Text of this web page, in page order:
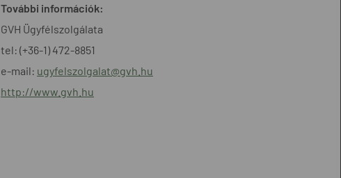
További információk:
GVH Ügyfélszolgálata
tel: (+36-1) 472-8851
e-mail: ugyfelszolgalat@gvh.hu
http://www.gvh.hu